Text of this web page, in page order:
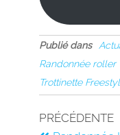
Publié dans
Randonnée roller
Trottinette
PRÉCÉDENTE